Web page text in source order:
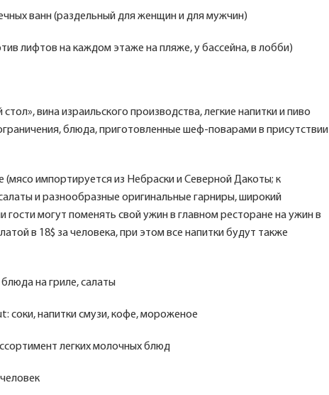
ванн (раздельный для женщин и для мужчин)
лифтов на каждом этаже на пляже, у бассейна, в лобби)
вина израильского производства, легкие напитки и пиво
блюда, приготовленные шеф-поварами в присутствии
(мясо импортируется из Небраски и Северной Дакоты; к
и разнообразные оригинальные гарниры, широкий
гости могут поменять свой ужин в главном ресторане на ужин в
в 18$ за человека, при этом все напитки будут также
на гриле, салаты
соки, напитки смузи, кофе, мороженое
легких молочных блюд